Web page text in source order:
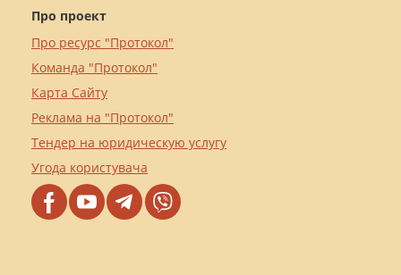
Про проект
Про ресурс "Протокол"
Команда "Протокол"
Карта Сайту
Реклама на "Протокол"
Тендер на юридическую услугу
Угода користувача